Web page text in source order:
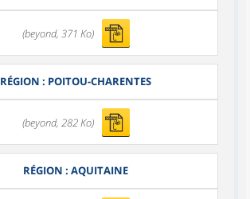
(beyond, 371 Ko)
RÉGION : POITOU-CHARENTES
(beyond, 282 Ko)
RÉGION : AQUITAINE